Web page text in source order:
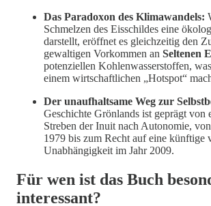
Das Paradoxon des Klimawandels:
Schmelzen des Eisschildes eine
darstellt, eröffnet es gleichzeitig den
gewaltigen Vorkommen an Seltenen
potenziellen Kohlenwasserstoffen,
einem wirtschaftlichen „Hotspot“
Der unaufhaltsame Weg zur
Geschichte Grönlands ist geprägt von
Streben der Inuit nach Autonomie,
1979 bis zum Recht auf eine künftige
Unabhängigkeit im Jahr 2009.
Für wen ist das Buch
interessant?